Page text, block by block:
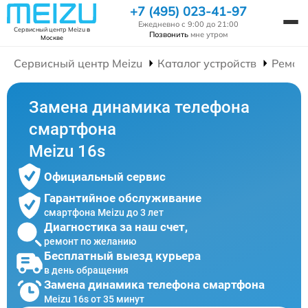
Сервисный центр Meizuв
Москве
+7 (495) 023-41-97
Ежедневно с 9:00 до 21:00
Позвонить мне утром
Сервисный центр Meizu Каталог устройств
Замена динамика телефона
смартфона
Meizu 16s
Официальный сервис
Гарантийное обслуживание
смартфона Meizu до 3 лет
Диагностика за наш счет,
ремонт по желанию
Бесплатный выезд курьера
в день обращения
Замена динамика телефона смартфона
Meizu 16s от 35 минут